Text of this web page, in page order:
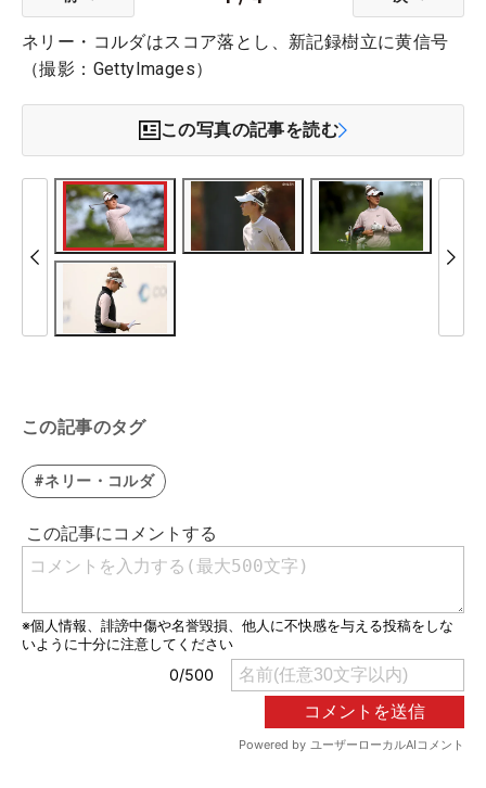
ネリー・コルダはスコア落とし、新記録樹立に黄信号
（撮影：GettyImages）
この写真の記事を読む
この記事のタグ
#ネリー・コルダ